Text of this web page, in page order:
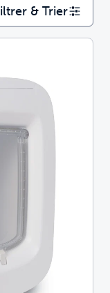
& Trier